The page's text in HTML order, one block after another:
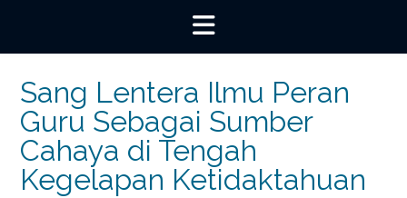
Sang Lentera Ilmu Peran
Guru Sebagai Sumber
Cahaya di Tengah
Kegelapan Ketidaktahuan